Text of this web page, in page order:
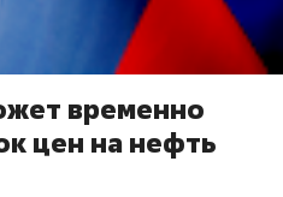
временно
цен на нефть